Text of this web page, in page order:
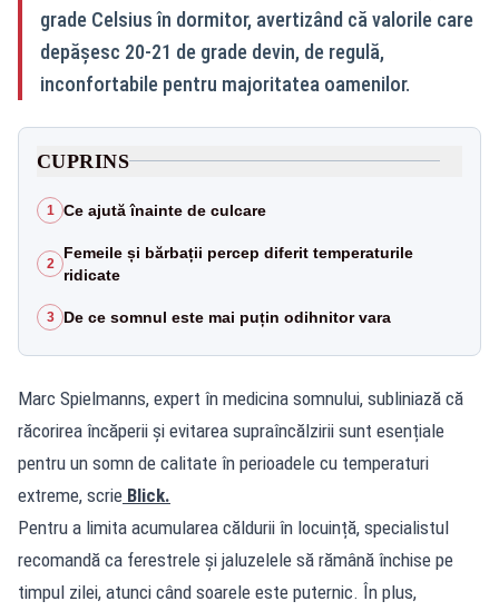
grade Celsius în dormitor, avertizând că valorile care
depășesc 20-21 de grade devin, de regulă,
inconfortabile pentru majoritatea oamenilor.
CUPRINS
1 Ce ajută înainte de culcare
2
Femeile și bărbații percep diferit temperaturile
ridicate
3 De ce somnul este mai puțin odihnitor vara
Marc Spielmanns, expert în medicina somnului, subliniază că
răcorirea încăperii și evitarea supraîncălzirii sunt esențiale
pentru un somn de calitate în perioadele cu temperaturi
extreme, scrie Blick.
Pentru a limita acumularea căldurii în locuință, specialistul
recomandă ca ferestrele și jaluzelele să rămână închise pe
timpul zilei, atunci când soarele este puternic. În plus,